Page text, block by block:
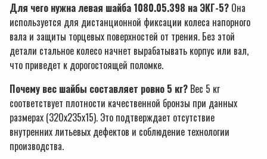
Для чего нужна левая шайба 1080.05.398 на ЭКГ-5? Она
используется для дистанционной фиксации колеса напорного
вала и защиты торцевых поверхностей от трения. Без этой
детали стальное колесо начнет вырабатывать корпус или вал,
что приведет к дорогостоящей поломке.
Почему вес шайбы составляет ровно 5 кг? Вес 5 кг
соответствует плотности качественной бронзы при данных
размерах (320х235х15). Это подтверждает отсутствие
внутренних литьевых дефектов и соблюдение технологии
производства.